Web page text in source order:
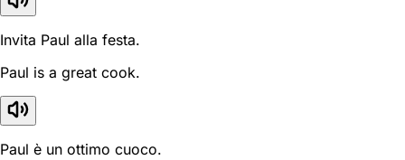
Invita Paul alla festa.
Paul is a great cook.
Paul è un ottimo cuoco.